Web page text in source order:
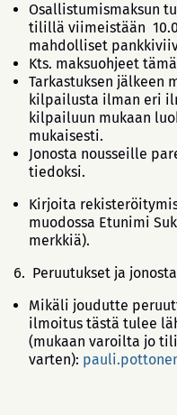
Osallistumismaksun
tilillä viimeistään
mahdolliset
Kts. maksuohjeet
Tarkastuksen jälkeen
kilpailusta ilman eri
kilpailuun mukaan
mukaisesti.
Jonosta nousseille
tiedoksi.
Kirjoita
muodossa Etunimi
merkkiä).
Peruutukset
Mikäli joudutte
ilmoitus tästä tulee
(mukaan varoilta jo
varten):